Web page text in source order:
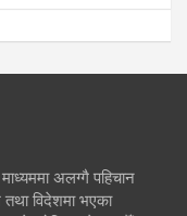
अलग्गै पहिचान
तथा विदेशमा भएका